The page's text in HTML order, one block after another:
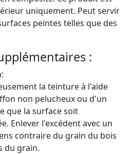
uniquement. Peut servir
peintes telles que des
:
la teinture à l'aide
non pelucheux ou d'un
que la surface soit
Enlever l'excédent avec un
contraire du grain du bois
du grain.